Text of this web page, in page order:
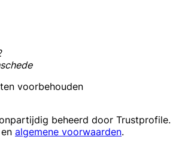
voorbehouden
beheerd door Trustprofile.
en algemene voorwaarden.